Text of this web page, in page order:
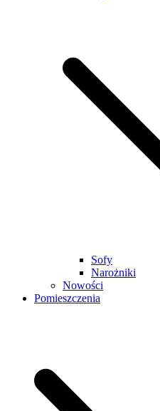
Sofy
Narożniki
Nowości
Pomieszczenia